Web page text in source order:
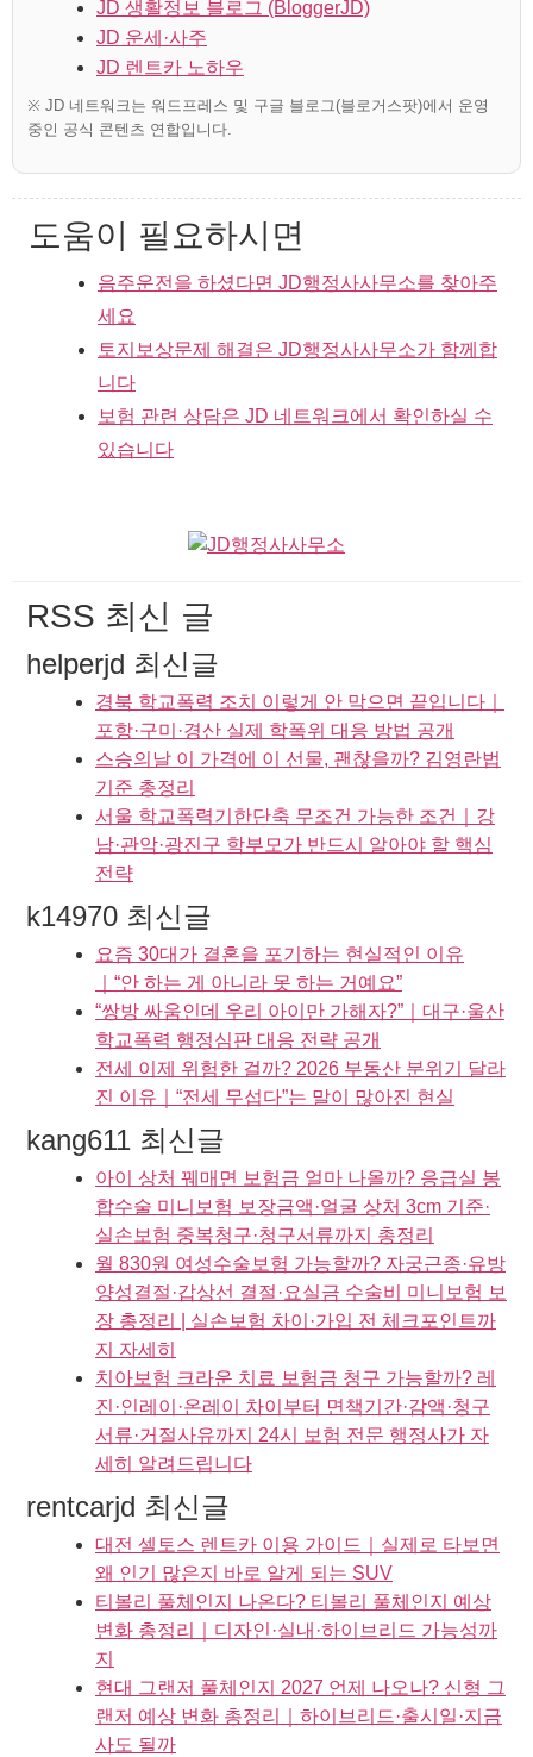
JD 생활정보 블로그 (BloggerJD)
JD 운세·사주
JD 렌트카 노하우
※ JD 네트워크는 워드프레스 및 구글 블로그(블로거스팟)에서 운영
중인 공식 콘텐츠 연합입니다.
도움이 필요하시면
음주운전을 하셨다면 JD행정사사무소를 찾아주
세요
토지보상문제 해결은 JD행정사사무소가 함께합
니다
보험 관련 상담은 JD 네트워크에서 확인하실 수
있습니다
RSS 최신 글
helperjd 최신글
경북 학교폭력 조치 이렇게 안 막으면 끝입니다｜
포항·구미·경산 실제 학폭위 대응 방법 공개
스승의날 이 가격에 이 선물, 괜찮을까? 김영란법
기준 총정리
서울 학교폭력기한단축 무조건 가능한 조건｜강
남·관악·광진구 학부모가 반드시 알아야 할 핵심
전략
k14970 최신글
요즘 30대가 결혼을 포기하는 현실적인 이유
｜“안 하는 게 아니라 못 하는 거예요”
“쌍방 싸움인데 우리 아이만 가해자?”｜대구·울산
학교폭력 행정심판 대응 전략 공개
전세 이제 위험한 걸까? 2026 부동산 분위기 달라
진 이유｜“전세 무섭다”는 말이 많아진 현실
kang611 최신글
아이 상처 꿰매면 보험금 얼마 나올까? 응급실 봉
합수술 미니보험 보장금액·얼굴 상처 3cm 기준·
실손보험 중복청구·청구서류까지 총정리
월 830원 여성수술보험 가능할까? 자궁근종·유방
양성결절·갑상선 결절·요실금 수술비 미니보험 보
장 총정리 | 실손보험 차이·가입 전 체크포인트까
지 자세히
치아보험 크라운 치료 보험금 청구 가능할까? 레
진·인레이·온레이 차이부터 면책기간·감액·청구
서류·거절사유까지 24시 보험 전문 행정사가 자
세히 알려드립니다
rentcarjd 최신글
대전 셀토스 렌트카 이용 가이드｜실제로 타보면
왜 인기 많은지 바로 알게 되는 SUV
티볼리 풀체인지 나온다? 티볼리 풀체인지 예상
변화 총정리｜디자인·실내·하이브리드 가능성까
지
현대 그랜저 풀체인지 2027 언제 나오나? 신형 그
랜저 예상 변화 총정리｜하이브리드·출시일·지금
사도 될까